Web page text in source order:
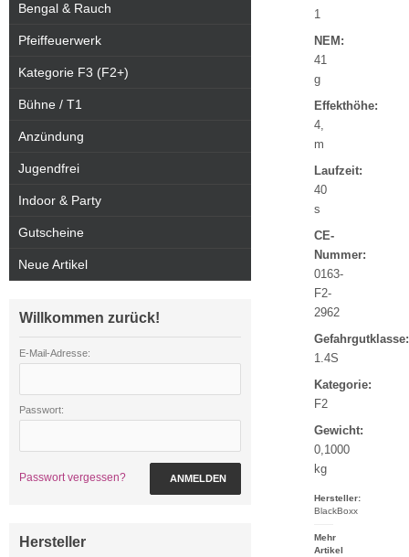
1
NEM:
41
g
Effekthöhe:
4,
m
Laufzeit:
40
s
CE-
Nummer:
0163-
F2-
2962
Gefahrgutklasse:
1.4S
Kategorie:
F2
Gewicht:
0,1000
kg
Hersteller:
BlackBoxx
Mehr
Artikel
Bengal & Rauch
Pfeiffeuerwerk
Kategorie F3 (F2+)
Bühne / T1
Anzündung
Jugendfrei
Indoor & Party
Gutscheine
Neue Artikel
Willkommen zurück!
E-Mail-Adresse:
Passwort:
Passwort vergessen? ANMELDEN
Hersteller